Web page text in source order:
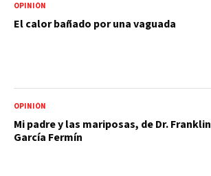
OPINIÓN
El calor bañado por una vaguada
OPINIÓN
Mi padre y las mariposas, de Dr. Franklin
García Fermín